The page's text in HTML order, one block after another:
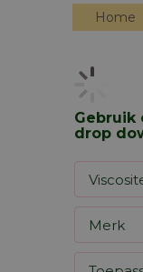
Home
Gebruik
drop